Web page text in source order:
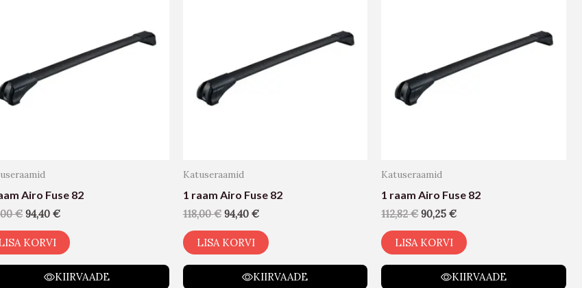
Airo Fuse 82
€ 94,40 €
KORVI
KIIRVAADE
Katuseraamid
1 raam Airo Fuse 82
118,00€ 94,40 €
LISA KORVI
KIIRVAADE
Katuseraamid
1 raam Airo Fuse 82
112,82€ 90,25€
LISA KORVI
KIIRVAADE